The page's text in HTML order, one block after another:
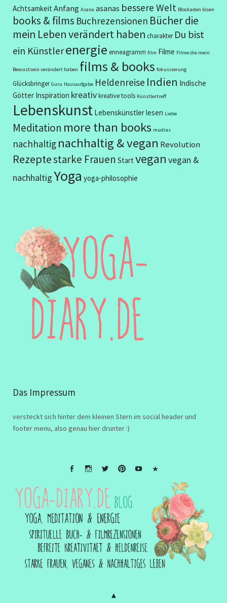
Achtsamkeit Anfang Asana asanas bessere Welt Blockaden lösen
books & films Buchrezensionen Bücher die
mein Leben verändert haben charakter Du bist
ein Künstlerenergie enneagramm film Filme Filme die mein
Bewustsein verändert haben films & books fokussierung
Glücksbringer Guru Hausaufgabe Heldenreise Indien Indische
Götter Inspiration kreativkreative tools Künstlertreff
Lebenskunst Lebenskünstlerlesen Liebe
Meditation more than books mudras
nachhaltig nachhaltig & vegan Revolution
Rezeptestarke Frauen Start vegan vegan &
nachhaltigYoga yoga-philosophie
Das Impressum
versteckt sich hinter dem kleinen Stern im social header und
footer menu, also genau hier drunter :)
Impressum
Disclaimer